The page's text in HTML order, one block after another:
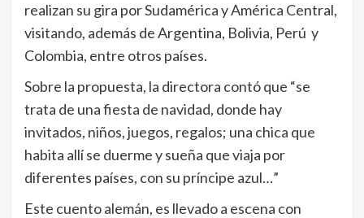
realizan su gira por Sudamérica y América Central,
visitando, además de Argentina, Bolivia, Perú y
Colombia, entre otros países.
Sobre la propuesta, la directora contó que “se
trata de una fiesta de navidad, donde hay
invitados, niños, juegos, regalos; una chica que
habita allí se duerme y sueña que viaja por
diferentes países, con su príncipe azul…”
Este cuento alemán, es llevado a escena con